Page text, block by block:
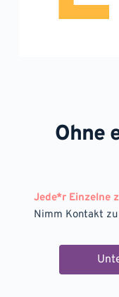
Ohne
Jede*r Einzelne
Nimm Kontakt zu